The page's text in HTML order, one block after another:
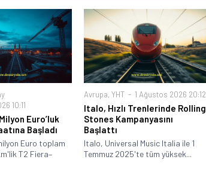
10:11
Euro’luk
Başladı
Euro toplam
T2 Fiera–
Avrupa,YHT 1 Ağustos 2026 20:12
Italo, Hızlı Trenlerinde Rolling
Stones Kampanyasını
Başlattı
Italo, Universal Music Italia ile 1
Temmuz 2025'te tüm yüksek...